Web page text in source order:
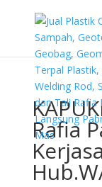
Rafia